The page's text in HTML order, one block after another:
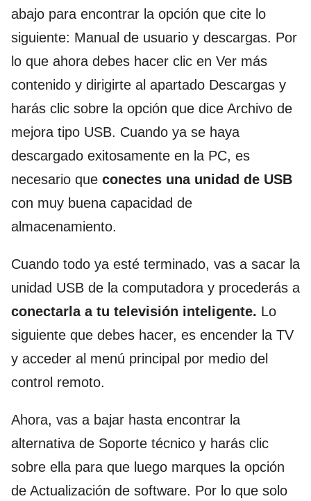
abajo para encontrar la opción que cite lo
siguiente: Manual de usuario y descargas. Por
lo que ahora debes hacer clic en Ver más
contenido y dirigirte al apartado Descargas y
harás clic sobre la opción que dice Archivo de
mejora tipo USB. Cuando ya se haya
descargado exitosamente en la PC, es
necesario que conectes una unidad de USB
con muy buena capacidad de
almacenamiento.
Cuando todo ya esté terminado, vas a sacar la
unidad USB de la computadora y procederás a
conectarla a tu televisión inteligente. Lo
siguiente que debes hacer, es encender la TV
y acceder al menú principal por medio del
control remoto.
Ahora, vas a bajar hasta encontrar la
alternativa de Soporte técnico y harás clic
sobre ella para que luego marques la opción
de Actualización de software. Por lo que solo